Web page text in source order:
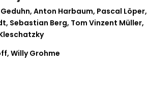
Anton Harbaum, Pascal Löper,
Sebastian Berg, Tom Vinzent Müller,
Willy Grohme